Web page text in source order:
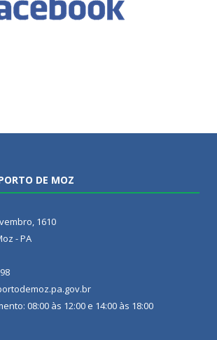
DE MOZ
1610
- PA
08:00 às 12:00 e 14:00 às 18:00